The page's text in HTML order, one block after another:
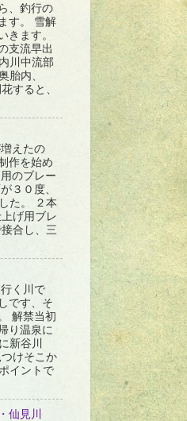
、釣行の
す。 雪解
きます。
支流早出
川中流部
胎内、
すると、
えたの
作を始め
のブレー
３０度、
た。 ２本
げ用ブレ
合し、三
く川で
です、そ
解禁当初
り温泉に
新谷川
けそこか
イントで
仙見川